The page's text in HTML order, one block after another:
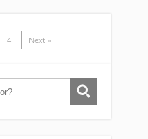
4 Next »